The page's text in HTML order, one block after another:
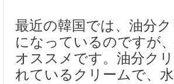
最近の韓国では、油分
になっているのですが
オススメです。油分ク
れているクリームで、